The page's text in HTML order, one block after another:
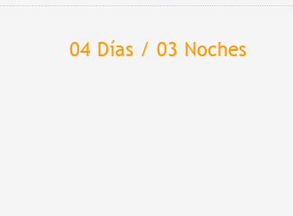
04 Días / 03 Noches